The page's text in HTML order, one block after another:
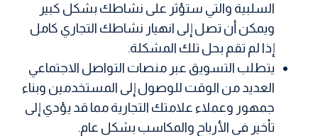
السلبية والتي ستؤثر على نشاطك بشكل كبير
ويمكن أن تصل إلى انهيار نشاطك التجاري كامل
إذا لم تقم بحل تلك المشكلة.
يتطلب التسويق عبر منصات التواصل الاجتماعي
العديد من الوقت للوصول إلى المستخدمين وبناء
جمهور وعملاء علامتك التجارية مما قد يؤدي إلى
تأخير في الأرباح والمكاسب بشكل عام.